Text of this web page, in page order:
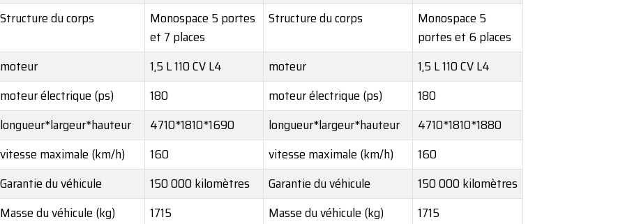
Structure du corps
Monospace 5 portes
et 7 places
Structure du corps
Monospace 5
portes et 6 places
moteur
1,5 L 110 CV L4 moteur
1,5 L 110 CV L4
moteur électrique (ps)
180 moteur électrique (ps)
180
longueur*largeur*hauteur
4710*1810*1690 longueur*largeur*hauteur
4710*1810*1880
vitesse maximale (km/h)
160 vitesse maximale (km/h)
160
Garantie du véhicule
150 000 kilomètres Garantie du véhicule
150 000 kilomètres
Masse du véhicule (kg)
1715 Masse du véhicule (kg)
1715